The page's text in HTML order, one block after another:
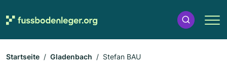
Startseite Gladenbach Stefan BAU